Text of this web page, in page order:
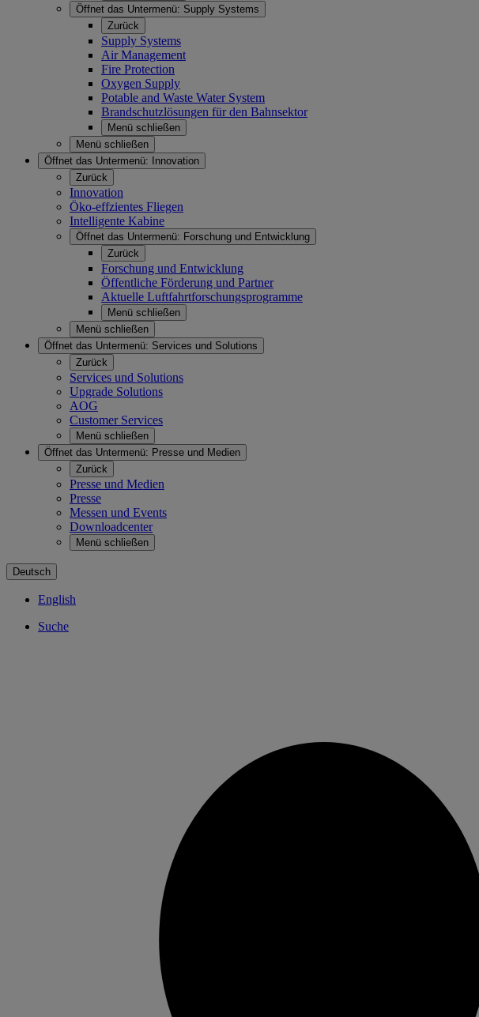
Öffnet das Untermenü: Supply Systems
Zurück
Supply Systems
Air Management
Fire Protection
Oxygen Supply
Potable and Waste Water System
Brandschutzlösungen für den Bahnsektor
Menü schließen
Menü schließen
Öffnet das Untermenü:
Innovation
Zurück
Innovation
Öko-effzientes Fliegen
Intelligente Kabine
Öffnet das Untermenü: Forschung und Entwicklung
Zurück
Forschung und Entwicklung
Öffentliche Förderung und Partner
Aktuelle Luftfahrtforschungsprogramme
Menü schließen
Menü schließen
Öffnet das Untermenü: Services und Solutions
Zurück
Services und Solutions
Upgrade Solutions
AOG
Customer Services
Menü schließen
Öffnet das Untermenü: Presse und Medien
Zurück
Presse und Medien
Presse
Messen und Events
Downloadcenter
Menü schließen
Deutsch
English
Suche